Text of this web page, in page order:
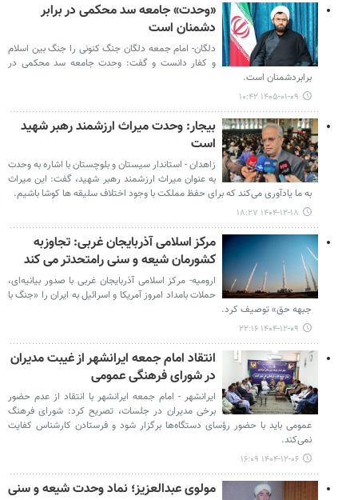
«وحدت» جامعه سد محکمی در برابر
دشمنان است
دلگان- امام جمعه دلگان جنگ کنونی را جنگ بین اسلام
و کفار دانست و گفت: وحدت جامعه سد محکمی در
برابردشمنان است.
۱۴۰۵-۰۱-۰۹ ۱۰:۴۲
بیجار: وحدت میراث ارزشمند رهبر شهید
است
زاهدان - استاندار سیستان و بلوچستان با اشاره به وحدت
به عنوان میراث ارزشمند رهبر شهید، گفت: این میراث
به ما یادآوری می‌کند که برای حفظ مملکت با وجود اختلاف سلیقه ها کوشا باشیم.
۱۴۰۴-۱۲-۱۸ ۱۸:۲۷
مرکز اسلامی آذربایجان غربی: تجاوزبه
کشورمان شیعه و سنی رامتحدتر می کند
ارومیه- مرکز اسلامی آذربایجان غربی با صدور بیانیه‌ای،
حملات بامداد امروز آمریکا و اسرائیل به ایران را «جنگ با
جبهه حق» توصیف کرد.
۱۴۰۴-۱۲-۰۹ ۲۲:۱۶
انتقاد امام جمعه ایرانشهر از غیبت مدیران
در شورای فرهنگی عمومی
ایرانشهر - امام جمعه ایرانشهر با انتقاد از عدم حضور
برخی مدیران در جلسات، تصریح کرد: شورای فرهنگ
عمومی باید با حضور رؤسای دستگاه‌ها برگزار شود و فرستادن کارشناس کفایت
نمی‌کند.
۱۴۰۴-۱۲-۰۶ ۱۶:۰۹
مولوی عبدالعزیز؛ نماد وحدت شیعه و سنی